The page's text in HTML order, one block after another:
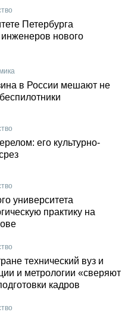
Петербурга
нового
в России мешают не
его культурно-
университета
практику на
технический вуз и
и метрологии «сверяют
кадров